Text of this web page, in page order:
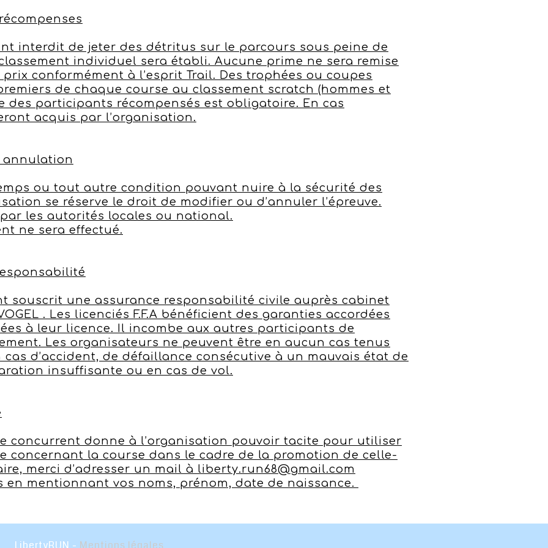
interdit de jeter des détritus sur le parcours sous peine de
individuel sera établi. Aucune prime ne sera remise
conformément à l’esprit Trail. Des trophées ou coupes
de chaque course au classement scratch (hommes et
des participants récompensés est obligatoire. En cas
acquis par l’organisation.
annulation
ou tout autre condition pouvant nuire à la sécurité des
se réserve le droit de modifier ou d’annuler l’épreuve.
les autorités locales ou national.
ne sera effectué.
souscrit une assurance responsabilité civile auprès cabinet
. Les licenciés F.F.A bénéficient des garanties accordées
à leur licence. Il incombe aux autres participants de
Les organisateurs ne peuvent être en aucun cas tenus
d’accident, de défaillance consécutive à un mauvais état de
insuffisante ou en cas de vol.
concurrent donne à l’organisation pouvoir tacite pour utiliser
concernant la course dans le cadre de la promotion de celle-
merci d’adresser un mail à liberty.run68@gmail.com
mentionnant vos noms, prénom, date de naissance.